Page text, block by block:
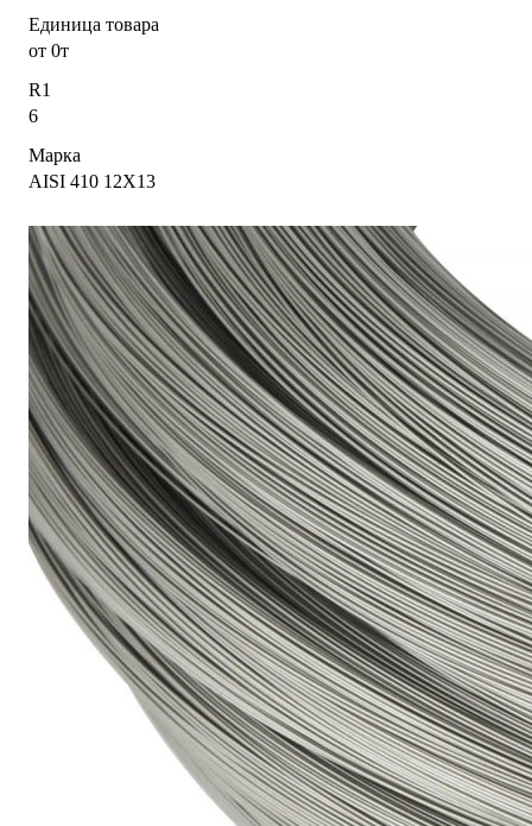
Единица товара
от 0т
R1
6
Марка
AISI 410 12Х13